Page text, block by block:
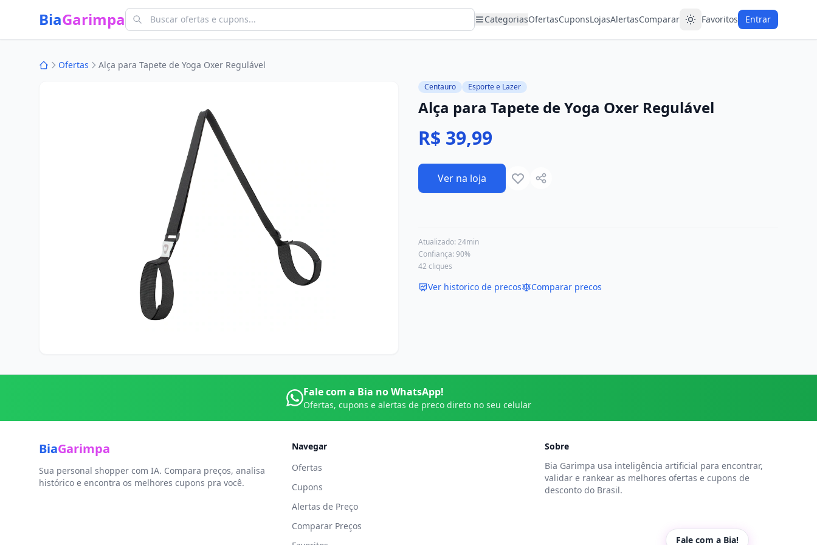
BiaGarimpa CategoriasOfertasCuponsLojasAlertasComparar Favoritos Entrar
Ofertas Alça para Tapete de Yoga Oxer Regulável
Centauro Esporte e Lazer
Alça para Tapete de Yoga Oxer Regulável
R$ 39,99
Ver na loja
Atualizado: 24min
Confiança: 90%
42 cliques
Ver historico de precos Comparar precos
Fale com a Bia no WhatsApp!
Ofertas, cupons e alertas de preco direto no seu celular
BiaGarimpa
Sua personal shopper com IA. Compara preços, analisa
histórico e encontra os melhores cupons pra você.
Navegar
Ofertas
Cupons
Alertas de Preço
Comparar Preços
Sobre
Bia Garimpa usa inteligência artificial para encontrar,
validar e rankear as melhores ofertas e cupons de
desconto do Brasil.
Fale com a Bia!